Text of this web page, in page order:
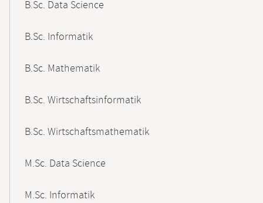
B.Sc. Data Science
B.Sc. Informatik
B.Sc. Mathematik
B.Sc. Wirtschaftsinformatik
B.Sc. Wirtschaftsmathematik
M.Sc. Data Science
M.Sc. Informatik